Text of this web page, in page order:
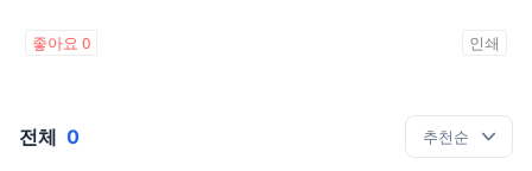
좋아요 0 인쇄
전체 0